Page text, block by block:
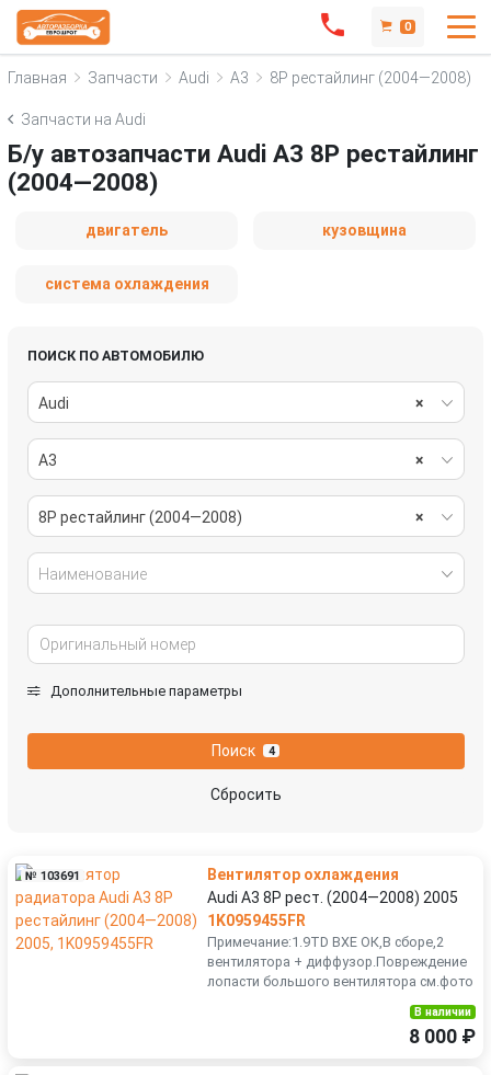
0
Главная Запчасти Audi A3 8P рестайлинг (2004—2008)
Запчасти на Audi
Б/у автозапчасти Audi A3 8P рестайлинг
(2004—2008)
двигатель кузовщина
система охлаждения
ПОИСК ПО АВТОМОБИЛЮ
×
Audi
×
A3
×
8P рестайлинг (2004—2008)
Наименование
Дополнительные параметры
Поиск 4
Сбросить
№ 103691
Вентилятор охлаждения
Audi A3 8P рест. (2004—2008) 2005
1K0959455FR
Примечание:1.9TD BXE ОК,В сборе,2
вентилятора + диффузор.Повреждение
лопасти большого вентилятора см.фото
В наличии
8 000 ₽